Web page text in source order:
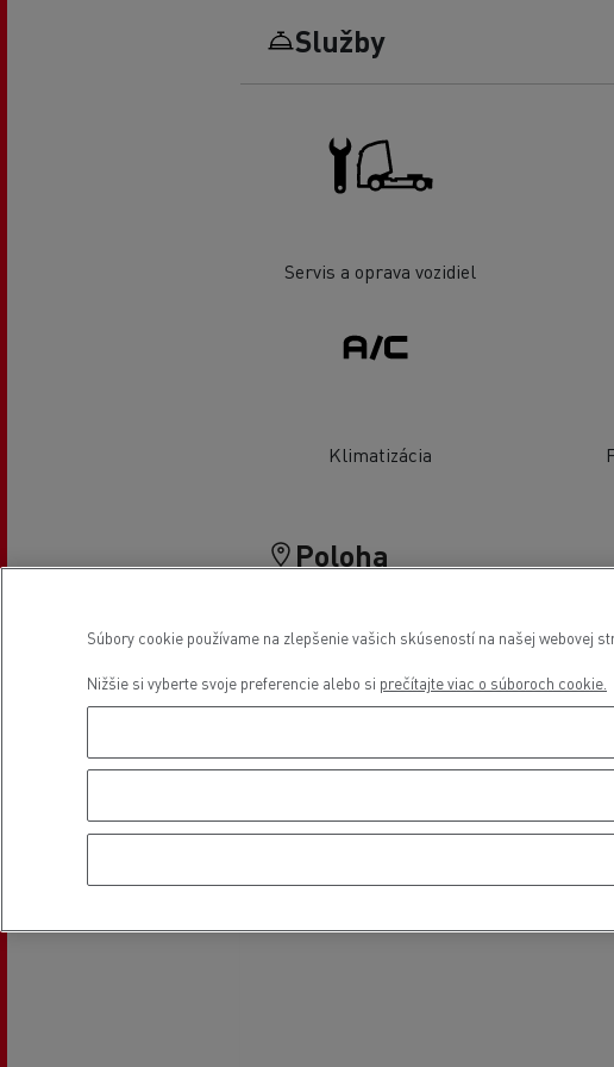
Služby
Servis a oprava vozidiel
Klimatizácia
Poloha
Súbory cookie používame na zlepšenie vašich skúseností na našej webovej
Nižšie si vyberte svoje preferencie alebo si prečítajte viac o súboroch cookie.